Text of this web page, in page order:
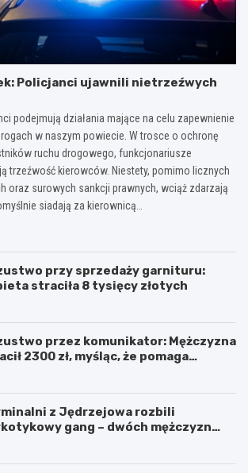
Policjanci ujawnili nietrzeźwych
podejmują działania mające na celu zapewnienie
w naszym powiecie. W trosce o ochronę
ruchu drogowego, funkcjonariusze
trzeźwość kierowców. Niestety, pomimo licznych
oraz surowych sankcji prawnych, wciąż zdarzają
siadają za kierownicą…
przy sprzedaży garnituru:
straciła 8 tysięcy złotych
przez komunikator: Mężczyzna
2300 zł, myśląc, że pomaga
z Jędrzejowa rozbili
gang – dwóch mężczyzn